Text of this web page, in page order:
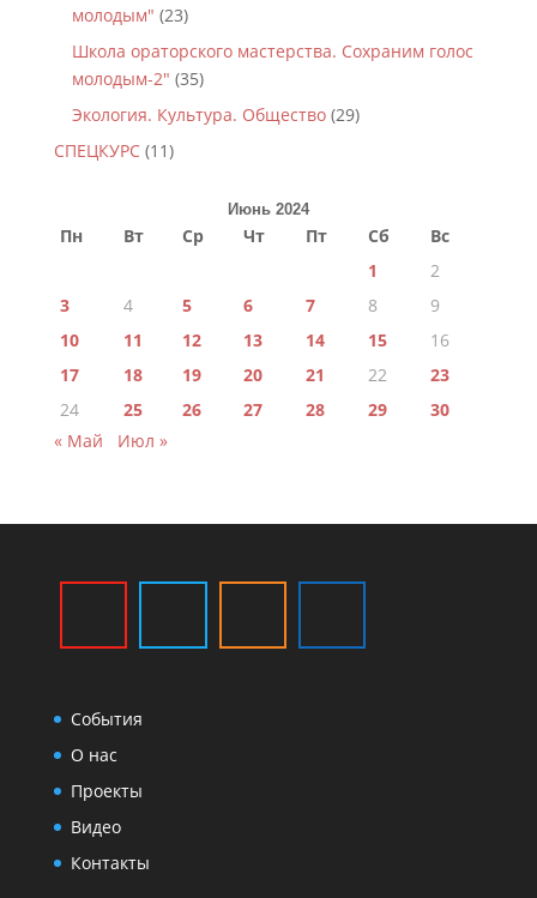
молодым" (23)
Школа ораторского мастерства. Сохраним голос
молодым-2" (35)
Экология. Культура. Общество(29)
СПЕЦКУРС(11)
Июнь 2024
Пн Вт Ср Чт Пт Сб
Вс
1
2
3
4 5 6 7 8
9
10
11 12 13 14 15
16
17
18 19 20 21 22
23
24
25 26 27 28 29
30
« Май
Июл »
События
О нас
Проекты
Видео
Контакты